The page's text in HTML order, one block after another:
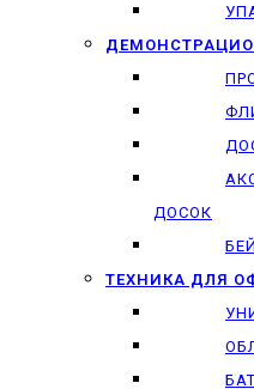
ДОСОК
ТЕХНИКА ДЛЯ